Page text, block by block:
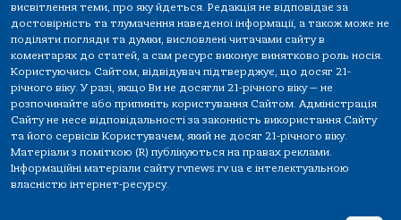
висвітлення теми, про яку йдеться. Редакція не відповідає за
достовірність та тлумачення наведеної інформації, а також може не
поділяти погляди та думки, висловлені читачами сайту в
коментарях до статей, а сам ресурс виконує винятково роль носія.
Користуючись Сайтом, відвідувач підтверджує, що досяг 21-
річного віку. У разі, якщо Ви не досягли 21-річного віку — не
розпочинайте або припиніть користування Сайтом. Адміністрація
Сайту не несе відповідальності за законність використання Сайту
та його сервісів Користувачем, який не досяг 21-річного віку.
Матеріали з поміткою (R) публікуються на правах реклами.
Інформаційні матеріали сайту rvnews.rv.ua є інтелектуальною
власністю інтернет-ресурсу.